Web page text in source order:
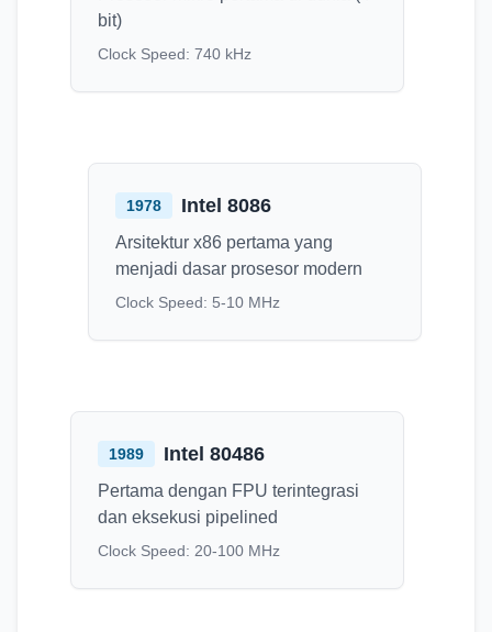
bit)
Clock Speed: 740 kHz
1978 Intel 8086
Arsitektur x86 pertama yang
menjadi dasar prosesor modern
Clock Speed: 5-10 MHz
1989 Intel 80486
Pertama dengan FPU terintegrasi
dan eksekusi pipelined
Clock Speed: 20-100 MHz